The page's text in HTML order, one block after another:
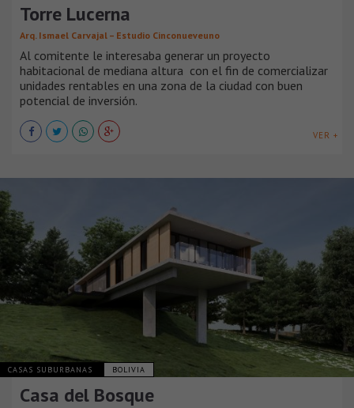
Torre Lucerna
Arq. Ismael Carvajal – Estudio Cinconueveuno
Al comitente le interesaba generar un proyecto
habitacional de mediana altura con el fin de comercializar
unidades rentables en una zona de la ciudad con buen
potencial de inversión.
VER +
CASAS SUBURBANAS BOLIVIA
Casa del Bosque